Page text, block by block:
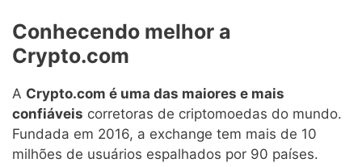
Conhecendo melhor a
Crypto.com
A Crypto.com é uma das maiores e mais
confiáveis corretoras de criptomoedas do mundo.
Fundada em 2016, a exchange tem mais de 10
milhões de usuários espalhados por 90 países.